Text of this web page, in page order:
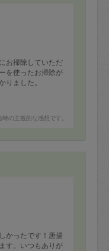
お掃除していただ
を使ったお掃除が
りました。
の主観的な感想です。
かったです！唐揚
す。いつもありが